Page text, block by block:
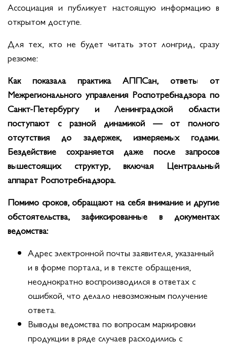
Ассоциация и публикует настоящую информацию в
открытом доступе.
Для тех, кто не будет читать этот лонгрид, сразу
резюме:
Как показала практика АППСан, ответы от
Межрегионального управления Роспотребнадзора по
Санкт-Петербургу и Ленинградской области
поступают с разной динамикой — от полного
отсутствия до задержек, измеряемых годами.
Бездействие сохраняется даже после запросов
вышестоящих структур, включая Центральный
аппарат Роспотребнадзора.
Помимо сроков, обращают на себя внимание и другие
обстоятельства, зафиксированные в документах
ведомства:
Адрес электронной почты заявителя, указанный
и в форме портала, и в тексте обращения,
неоднократно воспроизводился в ответах с
ошибкой, что делало невозможным получение
ответа.
Выводы ведомства по вопросам маркировки
продукции в ряде случаев расходились с